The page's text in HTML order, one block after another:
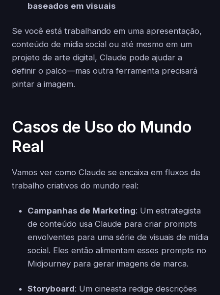
baseados em visuais
Se você está trabalhando em uma apresentação,
conteúdo de mídia social ou até mesmo em um
projeto de arte digital, Claude pode ajudar a
definir o palco—mas outra ferramenta precisará
pintar a imagem.
Casos de Uso do Mundo
Real
Vamos ver como Claude se encaixa em fluxos de
trabalho criativos do mundo real:
Campanhas de Marketing: Um estrategista
de conteúdo usa Claude para criar prompts
envolventes para uma série de visuais de mídia
social. Eles então alimentam esses prompts no
Midjourney para gerar imagens de marca.
Storyboard: Um cineasta redige descrições